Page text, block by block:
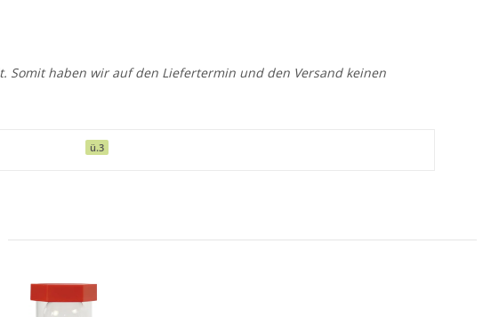
haben wir auf den Liefertermin und den Versand keinen
ü.3